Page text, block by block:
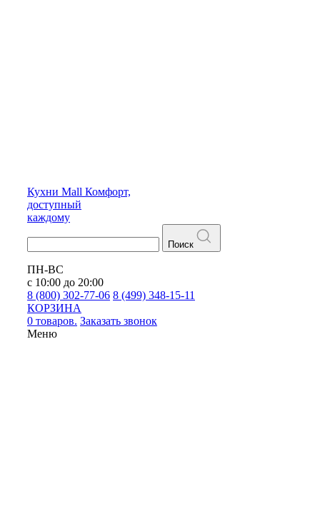
Кухни Mall Комфорт,
доступный
каждому
Поиск
ПН-ВС
с 10:00 до 20:00
8 (800) 302-77-06 8 (499) 348-15-11
КОРЗИНА
0 товаров. Заказать звонок
Меню